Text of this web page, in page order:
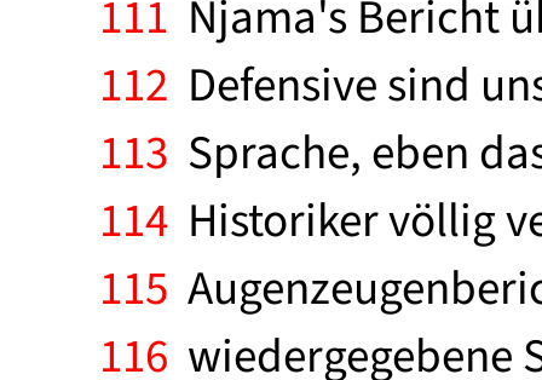
111 Njama's Bericht
112 Defensive sind
113 Sprache, eben
114 Historiker völlig
115
116 wiedergegebene